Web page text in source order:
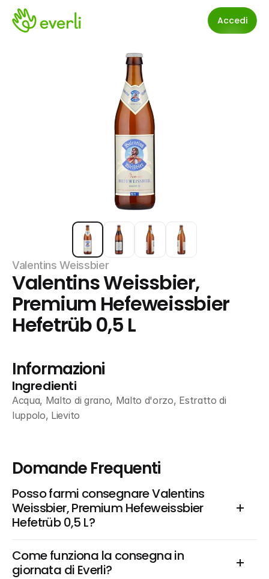
Accedi
Valentins Weissbier
Valentins Weissbier,
Premium Hefeweissbier
Hefetrüb 0,5 L
Informazioni
Ingredienti
Acqua, Malto di grano, Malto d'orzo, Estratto di
luppolo, Lievito
Domande Frequenti
Posso farmi consegnare Valentins
Weissbier, Premium Hefeweissbier
Hefetrüb 0,5 L?
Come funziona la consegna in
giornata di Everli?